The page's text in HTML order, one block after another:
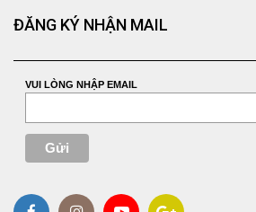
ĐĂNG KÝ NHẬN MAIL
VUI LÒNG NHẬP EMAIL